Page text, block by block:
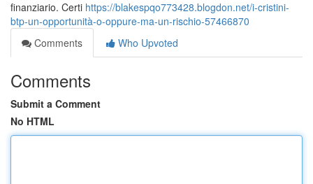
finanziario. Certi https://blakespqo773428.blogdon.net/i-cristini-
btp-un-opportunità-o-oppure-ma-un-rischio-57466870
Comments
Who Upvoted
Comments
Submit a Comment
No HTML